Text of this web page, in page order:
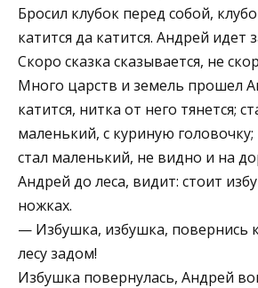
Бросил клубок перед собой,
катится да катится. Андрей идет
Скоро сказка сказывается, не
Много царств и земель прошел
катится, нитка от него тянется;
маленький, с куриную
стал маленький, не видно и на
Андрей до леса, видит: стоит
ножках.
— Избушка, избушка, повернись
лесу задом!
Избушка повернулась, Андрей